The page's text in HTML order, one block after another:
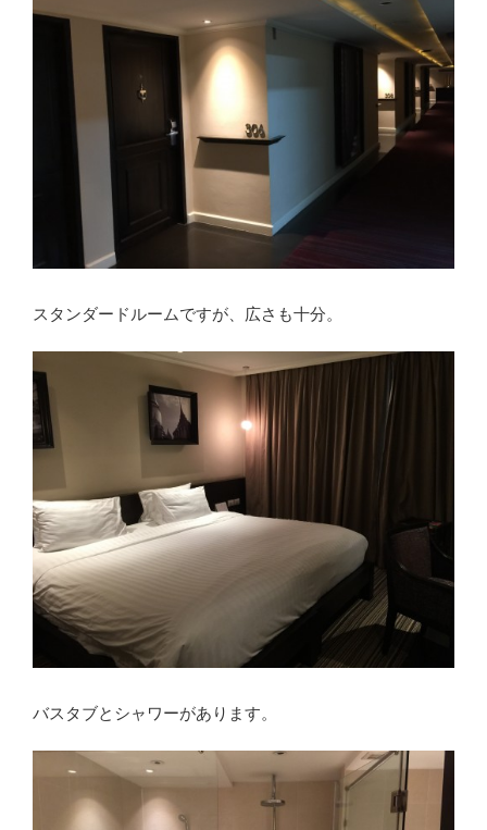
スタンダードルームですが、広さも十分。
バスタブとシャワーがあります。